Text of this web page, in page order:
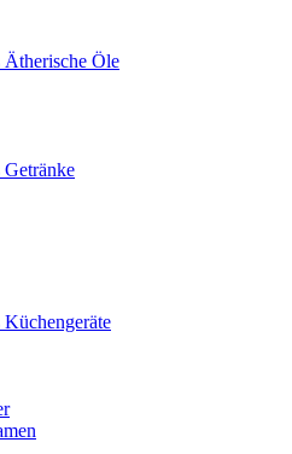
Ätherische Öle
Getränke
Küchengeräte